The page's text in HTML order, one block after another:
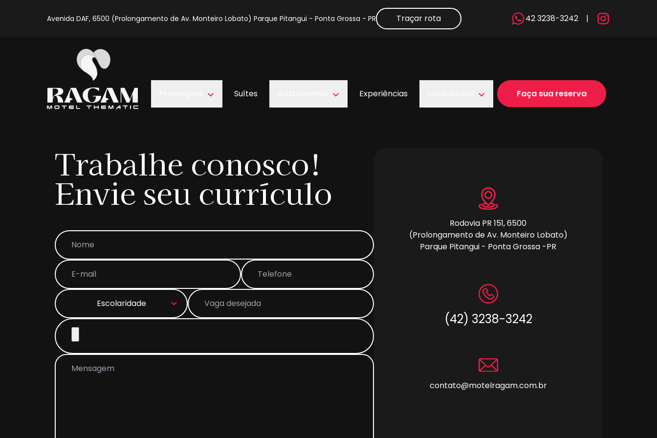
Avenida DAF, 6500 (Prolongamento de Av. Monteiro Lobato) Parque Pitangui - Ponta Grossa - PR Traçar rota 42 3238-3242 |
Suítes Experiências Faça sua reserva
Trabalhe conosco!
Envie seu currículo
Rodovia PR 151, 6500
(Prolongamento de Av. Monteiro Lobato)
Parque Pitangui - Ponta Grossa -PR
(42) 3238-3242
contato@motelragam.com.br